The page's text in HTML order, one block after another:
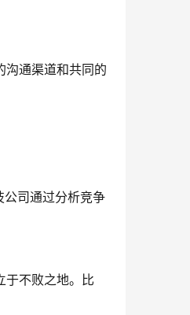
沟通渠道和共同的
公司通过分析竞争
于不败之地。比